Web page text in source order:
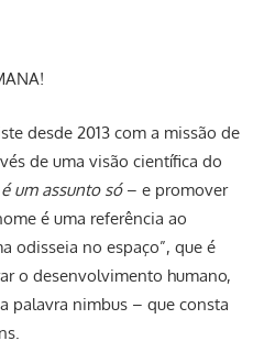
desde 2013 com a missão de
de uma visão científica do
um assunto só– e promover
é uma referência ao
odisseia no espaço”, que é
o desenvolvimento humano,
palavra nimbus – que consta